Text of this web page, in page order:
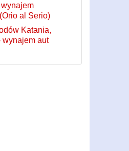
al Serio)
Katania,
wynajem aut